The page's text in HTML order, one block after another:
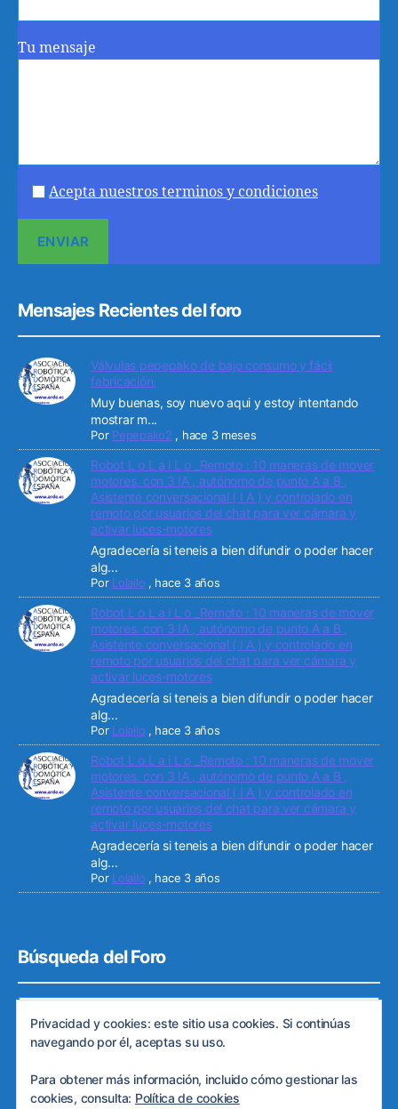
Tu mensaje
Acepta nuestros terminos y condiciones
Mensajes Recientes del foro
Válvulas pepepako de bajo consumo y fácil
fabricación.
Muy buenas, soy nuevo aqui y estoy intentando
mostrar m...
Por Pepepako2 , hace 3 meses
Robot L o L a i L o _Remoto : 10 maneras de mover
motores. con 3 IA , autónomo de punto A a B ,
Asistente conversacional ( I A ) y controlado en
remoto por usuarios del chat para ver cámara y
activar luces-motores
Agradecería si teneis a bien difundir o poder hacer
alg...
Por Lolailo , hace 3 años
Robot L o L a i L o _Remoto : 10 maneras de mover
motores. con 3 IA , autónomo de punto A a B ,
Asistente conversacional ( I A ) y controlado en
remoto por usuarios del chat para ver cámara y
activar luces-motores
Agradecería si teneis a bien difundir o poder hacer
alg...
Por Lolailo , hace 3 años
Robot L o L a i L o _Remoto : 10 maneras de mover
motores. con 3 IA , autónomo de punto A a B ,
Asistente conversacional ( I A ) y controlado en
remoto por usuarios del chat para ver cámara y
activar luces-motores
Agradecería si teneis a bien difundir o poder hacer
alg...
Por Lolailo , hace 3 años
Búsqueda del Foro
Privacidad y cookies: este sitio usa cookies. Si continúas
navegando por él, aceptas su uso.
Para obtener más información, incluido cómo gestionar las
cookies, consulta: Política de cookies